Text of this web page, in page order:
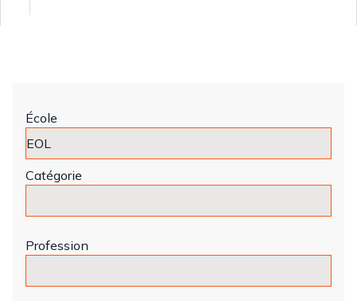
École
Catégorie
Profession